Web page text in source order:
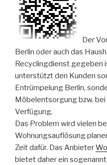
Der
Berlin oder auch das
Recyclingdienst gegeben
unterstützt den Kunden
Entrümpelung Berlin,
Möbelentsorgung bzw.
Verfügung.
Das Problem wird vielen
Wohnungsauflösung
Zeit dafür. Das Anbieter
bietet daher ein